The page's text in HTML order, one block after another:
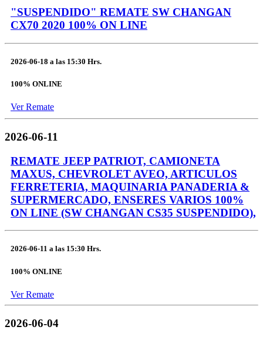
"SUSPENDIDO" REMATE SW CHANGAN
CX70 2020 100% ON LINE
2026-06-18 a las 15:30 Hrs.
100% ONLINE
Ver Remate
2026-06-11
REMATE JEEP PATRIOT, CAMIONETA
MAXUS, CHEVROLET AVEO, ARTICULOS
FERRETERIA, MAQUINARIA PANADERIA &
SUPERMERCADO, ENSERES VARIOS 100%
ON LINE (SW CHANGAN CS35 SUSPENDIDO),
2026-06-11 a las 15:30 Hrs.
100% ONLINE
Ver Remate
2026-06-04